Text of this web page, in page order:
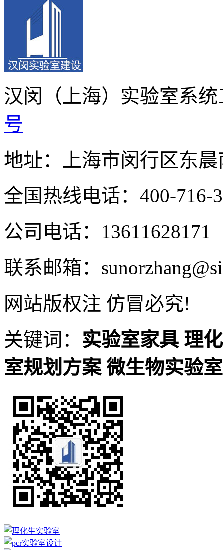
汉闵（上海）实验室系
号
地址：上海市闵行区东
全国热线电话：400-716-
公司电话：13611628171
联系邮箱：
网站版权注 仿冒必究!
关键词： 实验室家具 理
室规划方案 微生物实验